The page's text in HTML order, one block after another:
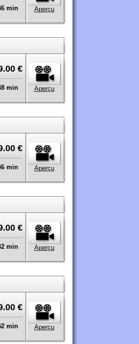
min Aperçu
€
min Aperçu
€
min Aperçu
€
min Aperçu
€
min Aperçu